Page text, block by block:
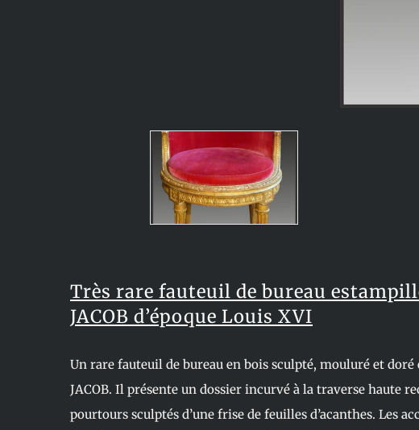
Très rare fauteuil de bureau
JACOB d’époque Louis XVI
Un rare fauteuil de bureau en bois sculpté, mouluré et doré
JACOB. Il présente un dossier incurvé à la traverse haute
pourtours sculptés d’une frise de feuilles d’acanthes. Les